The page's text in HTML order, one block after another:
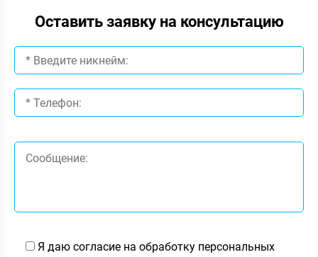
Оставить заявку на консультацию
Я даю согласие на обработку персональных